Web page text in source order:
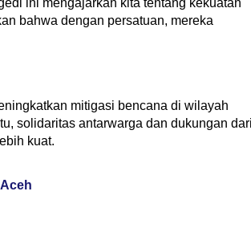
ini mengajarkan kita tentang kekuatan
bahwa dengan persatuan, mereka
mitigasi bencana di wilayah
solidaritas antarwarga dan dukungan
kuat.